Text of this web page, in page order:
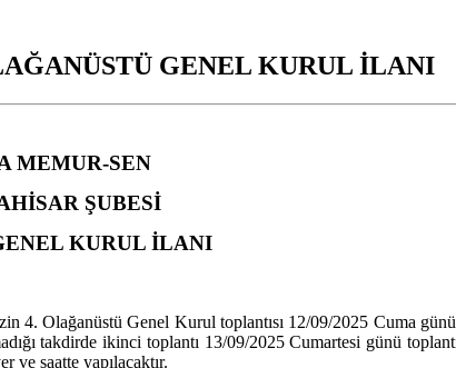
GENEL KURUL İLANI
MEMUR-SEN
ŞUBESİ
KURUL İLANI
4. Olağanüstü Genel Kurul toplantısı 12/09/2025 Cuma
takdirde ikinci toplantı 13/09/2025 Cumartesi günü
ve saatte yapılacaktır.